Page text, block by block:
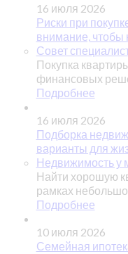
16 июля 2026
Риски при
внимание, чтобы
Совет
Покупка
финансовых
Подробнее
16 июля 2026
Подборка
варианты для
Недвижимость у
Найти хорошую
рамках
Подробнее
10 июля 2026
Семейная